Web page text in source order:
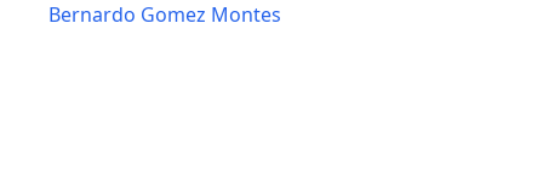
Bernardo Gomez Montes